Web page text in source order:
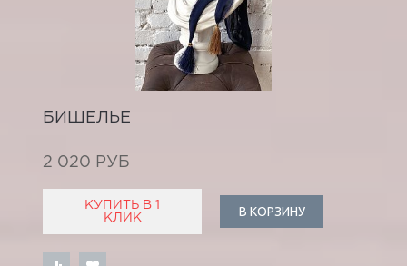
БИШЕЛЬЕ
2 020 РУБ
КУПИТЬ В 1
КЛИК
В КОРЗИНУ